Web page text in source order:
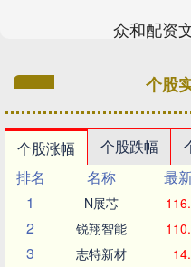
众和配资
个股
个股涨幅 个股跌幅
排名
名称 最
1
N展芯
2 锐翔智能
3 志特新材